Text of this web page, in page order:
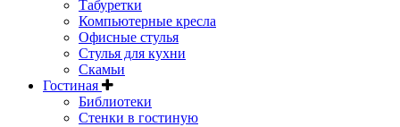
Табуретки
Компьютерные кресла
Офисные стулья
Стулья для кухни
Скамьи
Гостиная
Библиотеки
Стенки в гостиную